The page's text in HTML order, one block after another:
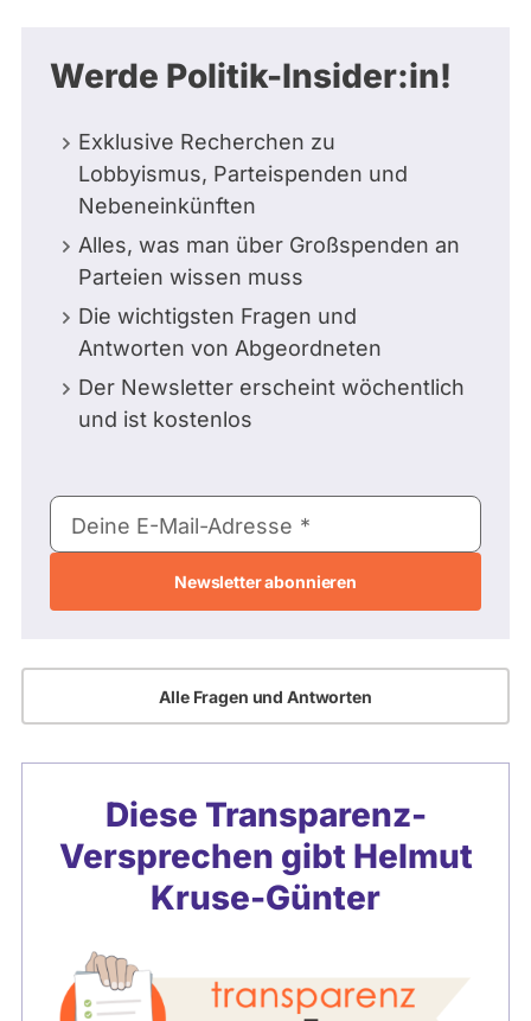
Werde Politik-Insider:in!
Exklusive Recherchen zu
Lobbyismus, Parteispenden und
Nebeneinkünften
Alles, was man über Großspenden an
Parteien wissen muss
Die wichtigsten Fragen und
Antworten von Abgeordneten
Der Newsletter erscheint wöchentlich
und ist kostenlos
E-
Mail-
Deine E-Mail-Adresse
Alle Fragen und Antworten
Diese Transparenz-
Versprechen gibt Helmut
Kruse-Günter